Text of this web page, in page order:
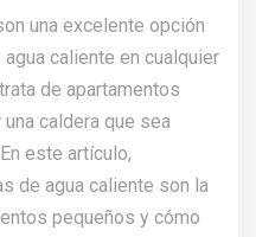
una excelente opción
caliente en cualquier
de apartamentos
caldera que sea
este artículo,
de agua caliente son la
pequeños y cómo